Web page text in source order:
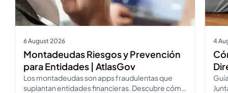
6 August 2026
Montadeudas Riesgos y Prevención
para Entidades | AtlasGov
Los montadeudas son apps fraudulentas que
suplantan entidades financieras. Descubre cómo
4